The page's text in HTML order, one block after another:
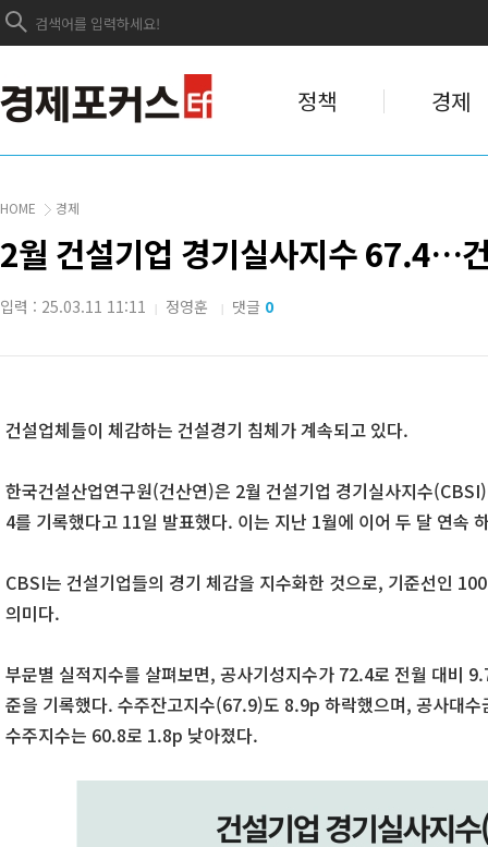
정책 경제
HOME 경제
2월 건설기업 경기실사지수 67.4…
입력 : 25.03.11 11:11 | 정영훈 | 댓글 0
건설업체들이 체감하는 건설경기 침체가 계속되고 있다.
한국건설산업연구원(건산연)은 2월 건설기업 경기실사지수
4를 기록했다고 11일 발표했다. 이는 지난 1월에 이어 두 달 연속
CBSI는 건설기업들의 경기 체감을 지수화한 것으로, 기준선인
의미다.
부문별 실적지수를 살펴보면, 공사기성지수가 72.4로 전월 대비
준을 기록했다. 수주잔고지수(67.9)도 8.9p 하락했으며, 공사대
수주지수는 60.8로 1.8p 낮아졌다.